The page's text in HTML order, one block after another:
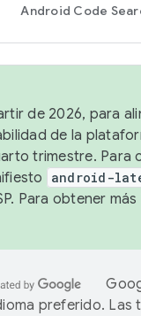
Android Code
de 2026, para
de la
trimestre. Para
android-
Para obtener
preferido. Las